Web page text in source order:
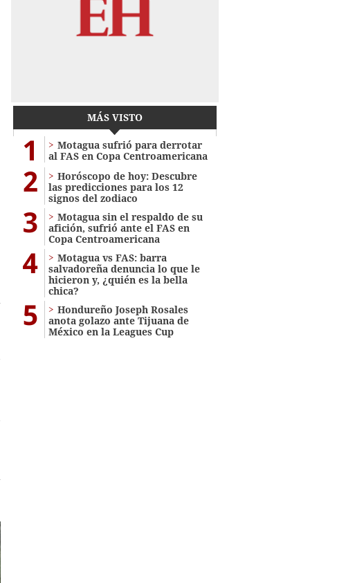
MÁS VISTO
1
Motagua sufrió para derrotar
al FAS en Copa Centroamericana
2
Horóscopo de hoy: Descubre
las predicciones para los 12
signos del zodiaco
3
Motagua sin el respaldo de su
afición, sufrió ante el FAS en
Copa Centroamericana
4
Motagua vs FAS: barra
salvadoreña denuncia lo que le
hicieron y, ¿quién es la bella
chica?
5
Hondureño Joseph Rosales
anota golazo ante Tijuana de
México en la Leagues Cup